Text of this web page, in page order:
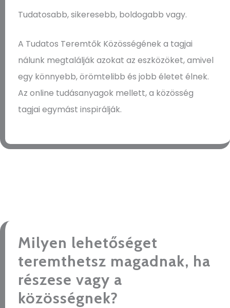
Tudatosabb, sikeresebb, boldogabb vagy.
A Tudatos Teremtők Közösségének a tagjai
nálunk megtalálják azokat az eszközöket, amivel
egy könnyebb, örömtelibb és jobb életet élnek.
Az online tudásanyagok mellett, a közösség
tagjai egymást inspirálják.
Milyen lehetőséget
teremthetsz magadnak, ha
részese vagy a
közösségnek?